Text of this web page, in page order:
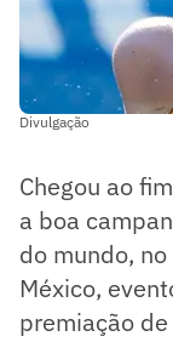
Divulgação
Chegou ao
a boa
do mundo,
México,
premiação